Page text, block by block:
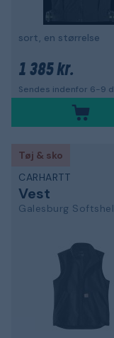
sort, en størrelse
1 385 kr.
Sendes indenfor 6-9
Tøj & sko
CARHARTT
Vest